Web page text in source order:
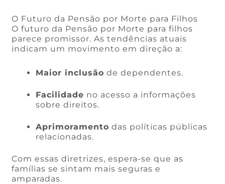
O Futuro da Pensão por Morte para Filhos
O futuro da Pensão por Morte para filhos
parece promissor. As tendências atuais
indicam um movimento em direção a:
Maior inclusão de dependentes.
Facilidade no acesso a informações
sobre direitos.
Aprimoramento das políticas públicas
relacionadas.
Com essas diretrizes, espera-se que as
famílias se sintam mais seguras e
amparadas.